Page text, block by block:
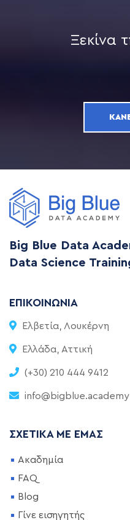
Ξεκίνα
Big Blue Data
Data Science
ΕΠΙΚΟΙΝΩΝΊΑ
Ελβετία, Λουκέρνη
Ελλάδα, Αττική
(+30) 210 444 9412
info@bigblue.academy
ΣΧΕΤΙΚΆ ΜΕ ΕΜΆΣ
Ακαδημία
FAQ
Blog
Γίνε εισηγητής